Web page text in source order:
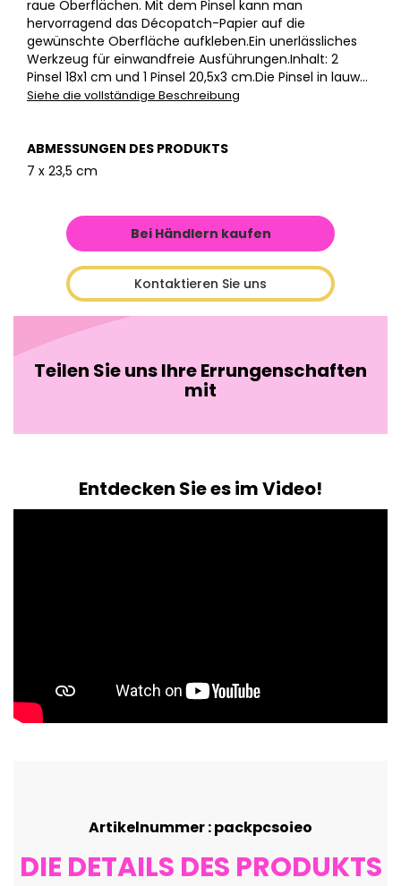
raue Oberflächen. Mit dem Pinsel kann man
hervorragend das Décopatch-Papier auf die
gewünschte Oberfläche aufkleben.Ein unerlässliches
Werkzeug für einwandfreie Ausführungen.Inhalt: 2
Pinsel 18x1 cm und 1 Pinsel 20,5x3 cm.Die Pinsel in lauw...
Siehe die vollständige Beschreibung
ABMESSUNGEN DES PRODUKTS
7 x 23,5 cm
Bei Händlern kaufen
Kontaktieren Sie uns
Teilen Sie uns Ihre Errungenschaften
mit
Entdecken Sie es im Video!
Artikelnummer : packpcsoieo
DIE DETAILS DES PRODUKTS